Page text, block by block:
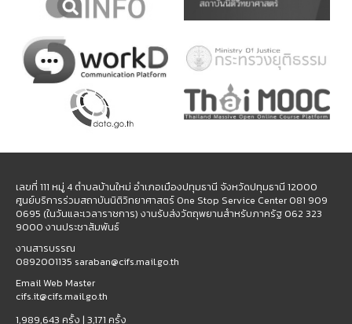
เลขที่ 111 หมู่ 4 ตำบลบ้านใหม่ อำเภอเมืองปทุมธานี จังหวัดปทุมธานี 12000
ศูนย์บริการร่วมสถาบันนิติวิทยาศาสตร์ One Stop Service Center 081 909
0695 (ในวันและเวลาราชการ) งานรับส่งวัตถุพยานสำหรับภาครัฐ 062 323
9000 งานประชาสัมพันธ์
งานสารบรรณ
0892001135 saraban@cifs.mail.go.th
Email Web Master
cifs.it@cifs.mail.go.th
1,989,643 ครั้ง | 3,171 ครั้ง